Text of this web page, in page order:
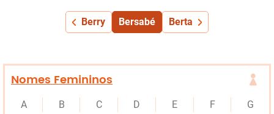
Berry Bersabé Berta
Nomes Femininos
A B C D E F
G